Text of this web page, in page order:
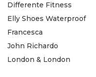
Differente Fitness
Elly Shoes Waterproof
Francesca
John Richardo
London & London